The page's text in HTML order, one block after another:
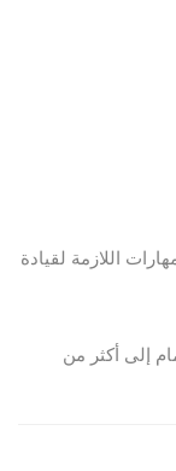
اللازمة لقيادة
إلى أكثر من